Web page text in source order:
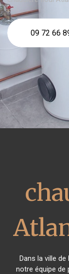
09 72 66
Dans la ville de
notre équipe de